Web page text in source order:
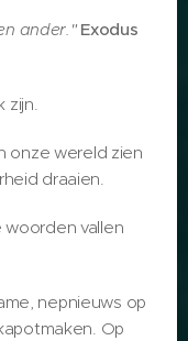
ander." Exodus
zijn.
onze wereld zien
draaien.
vallen
nepnieuws op
Op